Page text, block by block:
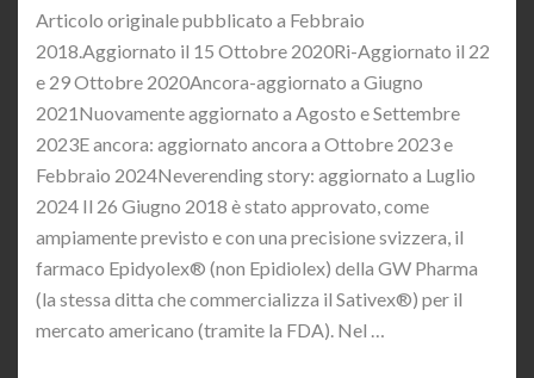
Articolo originale pubblicato a Febbraio
2018.Aggiornato il 15 Ottobre 2020Ri-Aggiornato il 22
e 29 Ottobre 2020Ancora-aggiornato a Giugno
2021Nuovamente aggiornato a Agosto e Settembre
2023E ancora: aggiornato ancora a Ottobre 2023 e
Febbraio 2024Neverending story: aggiornato a Luglio
2024 Il 26 Giugno 2018 è stato approvato, come
ampiamente previsto e con una precisione svizzera, il
farmaco Epidyolex® (non Epidiolex) della GW Pharma
(la stessa ditta che commercializza il Sativex®) per il
mercato americano (tramite la FDA). Nel …